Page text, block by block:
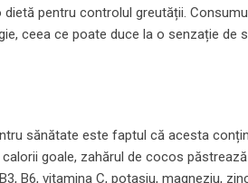
pentru controlul greutății.
ceea ce poate duce la o senzație de
sănătate este faptul că acesta
goale, zahărul de cocos
B6, vitamina C, potasiu, magneziu,